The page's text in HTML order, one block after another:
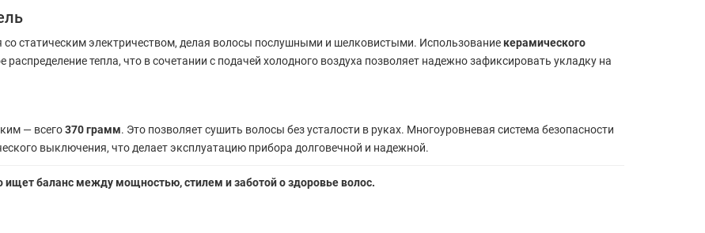
со статическим электричеством, делая волосы послушными и шелковистыми. Использование керамического
распределение тепла, что в сочетании с подачей холодного воздуха позволяет надежно зафиксировать укладку на
— всего370 грамм. Это позволяет сушить волосы без усталости в руках. Многоуровневая система безопасности
выключения, что делает эксплуатацию прибора долговечной и надежной.
ищет баланс между мощностью, стилем и заботой о здоровье волос.